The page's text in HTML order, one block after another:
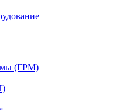
(ГРМ)